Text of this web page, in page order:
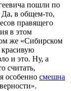
пошли по
Да, в общем-то,
правящего
в этом
же «Сибирском
и это. Ну, а
считать,
особенно смешна